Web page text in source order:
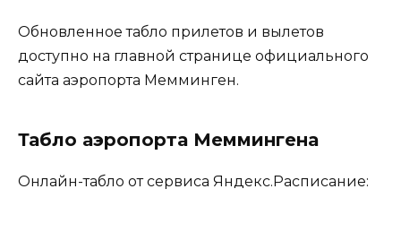
Обновленное табло прилетов и вылетов
доступно на главной странице официального
сайта аэропорта Мемминген.
Табло аэропорта Меммингена
Онлайн-табло от сервиса Яндекс.Расписание: